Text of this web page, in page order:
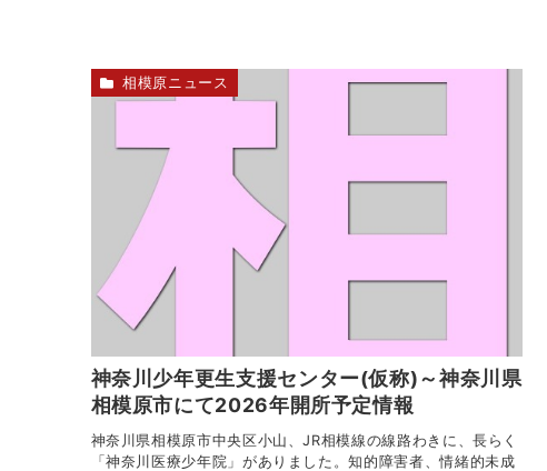
神奈川少年更生支援センター(仮称)～神奈川県
相模原市にて2026年開所予定情報
神奈川県相模原市中央区小山、JR相模線の線路わきに、長らく
「神奈川医療少年院」がありました。知的障害者、情緒的未成
相模原ニュース